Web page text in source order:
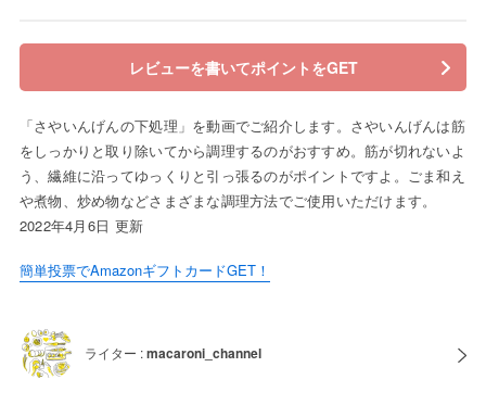
レビューを書いてポイントをGET
「さやいんげんの下処理」を動画でご紹介します。さやいんげんは筋
をしっかりと取り除いてから調理するのがおすすめ。筋が切れないよ
う、繊維に沿ってゆっくりと引っ張るのがポイントですよ。ごま和え
や煮物、炒め物などさまざまな調理方法でご使用いただけます。
2022年4月6日 更新
簡単投票でAmazonギフトカードGET！
ライター :macaroni_channel